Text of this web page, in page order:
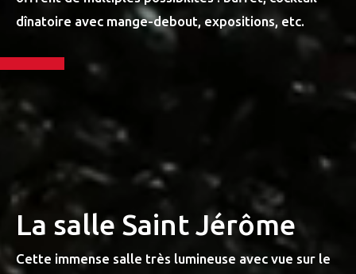
dînatoire avec mange-debout, expositions, etc.
La salle Saint Jérôme
Cette immense salle très lumineuse avec vue sur le